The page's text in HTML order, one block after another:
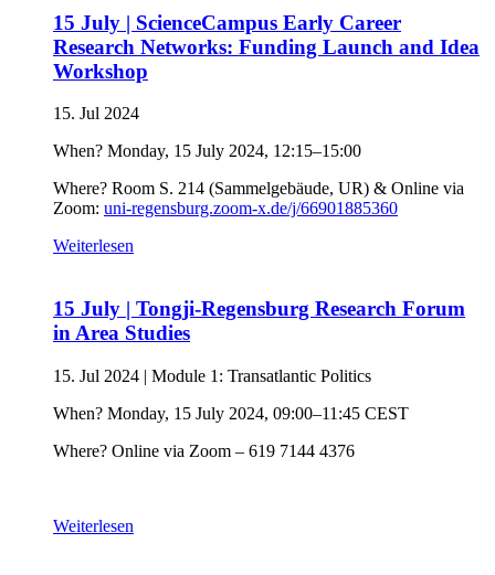
15 July | ScienceCampus Early Career
Research Networks: Funding Launch and Idea
Workshop
15. Jul 2024
When? Monday, 15 July 2024, 12:15–15:00
Where? Room S. 214 (Sammelgebäude, UR) & Online via
Zoom: uni-regensburg.zoom-x.de/j/66901885360
Weiterlesen
15 July | Tongji-Regensburg Research Forum
in Area Studies
15. Jul 2024 | Module 1: Transatlantic Politics
When? Monday, 15 July 2024, 09:00–11:45 CEST
Where? Online via Zoom – 619 7144 4376
Weiterlesen